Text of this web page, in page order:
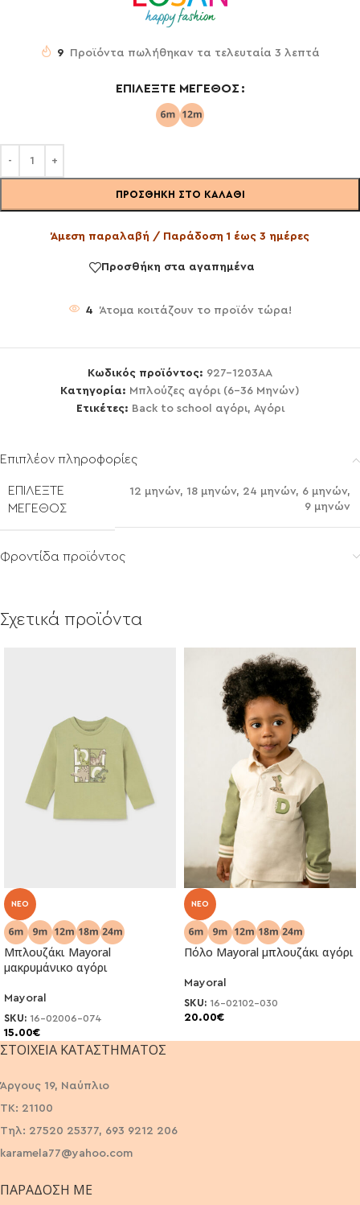
9 Προϊόντα πωλήθηκαν τα τελευταία 3 λεπτά
ΕΠΙΛΈΞΤΕ ΜΈΓΕΘΟΣ
ΠΡΟΣΘΉΚΗ ΣΤΟ ΚΑΛΆΘΙ
Άμεση παραλαβή / Παράδοση 1 έως 3 ημέρες
Προσθήκη στα αγαπημένα
4 Άτομα κοιτάζουν το προϊόν τώρα!
Κωδικός προϊόντος: 927-1203AA
Κατηγορία: Μπλούζες αγόρι (6-36 Μηνών)
Ετικέτες: Back to school αγόρι, Αγόρι
Επιπλέον πληροφορίες
ΕΠΙΛΈΞΤΕ
ΜΈΓΕΘΟΣ
12 μηνών, 18 μηνών, 24 μηνών, 6 μηνών,
9 μηνών
Φροντίδα προϊόντος
Σχετικά προϊόντα
NEO
Μπλουζάκι Mayoral
μακρυμάνικο αγόρι
Mayoral
SKU: 16-02006-074
15.00€
NEO
Πόλο Mayoral μπλουζάκι αγόρι
Mayoral
SKU: 16-02102-030
20.00€
ΣΤΟΙΧΕΊΑ ΚΑΤΑΣΤΉΜΑΤΟΣ
Άργους 19, Ναύπλιο
ΤΚ: 21100
Τηλ: 27520 25377, 693 9212 206
karamela77@yahoo.com
ΠΑΡΆΔΟΣΗ ΜΕ